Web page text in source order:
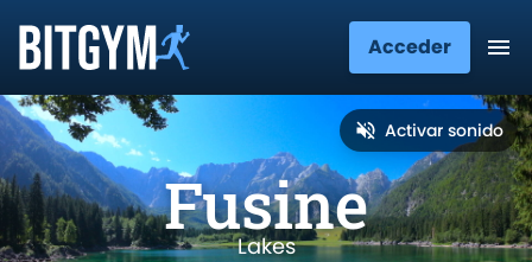
Acceder
Activar sonido
Fusine
Lakes